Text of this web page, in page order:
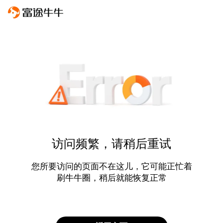
访问频繁，请稍后重试
您所要访问的页面不在这儿，它可能正忙着
刷牛牛圈，稍后就能恢复正常